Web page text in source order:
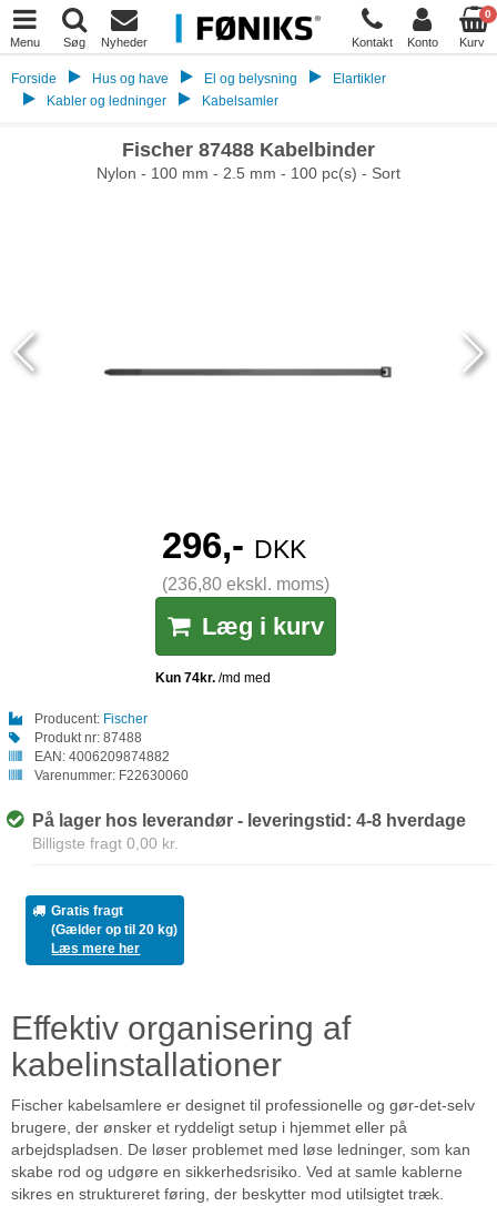
Menu Søg Nyheder Kontakt Konto
0
Kurv
Forside Hus og have El og belysning
Elartikler
Kabler og ledninger
Kabelsamler
Fischer 87488 Kabelbinder
Nylon - 100 mm - 2.5 mm - 100 pc(s) - Sort
296,- DKK
(236,80 ekskl. moms)
Læg i kurv
Producent: Fischer
Produkt nr: 87488
EAN: 4006209874882
Varenummer: F22630060
På lager hos leverandør - leveringstid: 4-8 hverdage
Billigste fragt 0,00 kr.
Gratis fragt
(Gælder op til 20 kg)
Læs mere her
Effektiv organisering af
kabelinstallationer
Fischer kabelsamlere er designet til professionelle og gør-det-selv
brugere, der ønsker et ryddeligt setup i hjemmet eller på
arbejdspladsen. De løser problemet med løse ledninger, som kan
skabe rod og udgøre en sikkerhedsrisiko. Ved at samle kablerne
sikres en struktureret føring, der beskytter mod utilsigtet træk.